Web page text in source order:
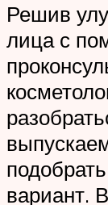
Решив
лица с
вариант.